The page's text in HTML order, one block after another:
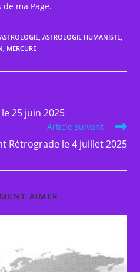
ma Page.
ASTROLOGIE, ASTROLOGIE HUMANISTE,
, MERCURE
25 juin 2025
Article suivant
Rétrograde le 4 juillet 2025
AIMER